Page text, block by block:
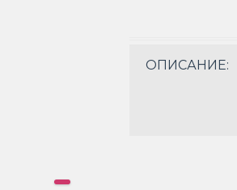
ОПИСАНИЕ: